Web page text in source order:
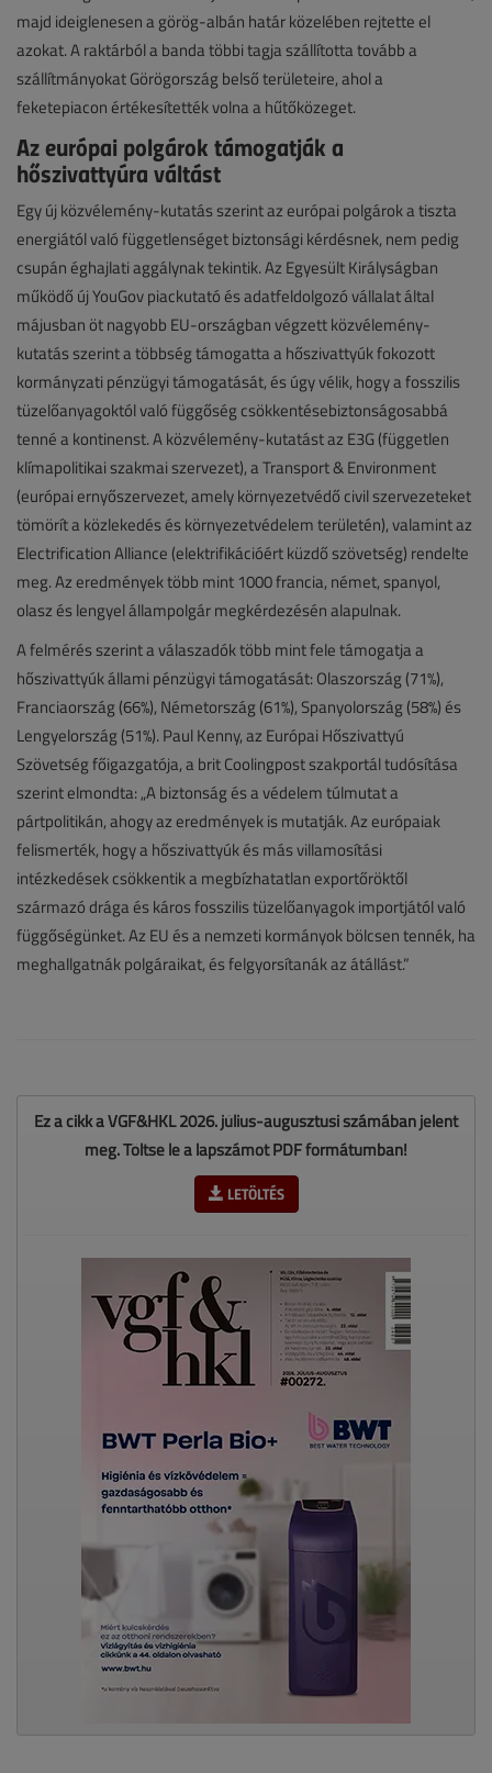
majd ideiglenesen a görög-albán határ közelében rejtette el
azokat. A raktárból a banda többi tagja szállította tovább a
szállítmányokat Görögország belső területeire, ahol a
feketepiacon értékesítették volna a hűtőközeget.
Az európai polgárok támogatják a
hőszivattyúra váltást
Egy új közvélemény-kutatás szerint az európai polgárok a tiszta
energiától való függetlenséget biztonsági kérdésnek, nem pedig
csupán éghajlati aggálynak tekintik. Az Egyesült Királyságban
működő új YouGov piackutató és adatfeldolgozó vállalat által
májusban öt nagyobb EU-országban végzett közvélemény-
kutatás szerint a többség támogatta a hőszivattyúk fokozott
kormányzati pénzügyi támogatását, és úgy vélik, hogy a fosszilis
tüzelőanyagoktól való függőség csökkentésebiztonságosabbá
tenné a kontinenst. A közvélemény-kutatást az E3G (független
klímapolitikai szakmai szervezet), a Transport & Environment
(európai ernyőszervezet, amely környezetvédő civil szervezeteket
tömörít a közlekedés és környezetvédelem területén), valamint az
Electrification Alliance (elektrifikációért küzdő szövetség) rendelte
meg. Az eredmények több mint 1000 francia, német, spanyol,
olasz és lengyel állampolgár megkérdezésén alapulnak.
A felmérés szerint a válaszadók több mint fele támogatja a
hőszivattyúk állami pénzügyi támogatását: Olaszország (71%),
Franciaország (66%), Németország (61%), Spanyolország (58%) és
Lengyelország (51%). Paul Kenny, az Európai Hőszivattyú
Szövetség főigazgatója, a brit Coolingpost szakportál tudósítása
szerint elmondta: „A biztonság és a védelem túlmutat a
pártpolitikán, ahogy az eredmények is mutatják. Az európaiak
felismerték, hogy a hőszivattyúk és más villamosítási
intézkedések csökkentik a megbízhatatlan exportőröktől
származó drága és káros fosszilis tüzelőanyagok importjától való
függőségünket. Az EU és a nemzeti kormányok bölcsen tennék, ha
meghallgatnák polgáraikat, és felgyorsítanák az átállást.”
Ez a cikk a VGF&HKL 2026. július-augusztusi számában jelent
meg. Töltse le a lapszámot PDF formátumban!
LETÖLTÉS